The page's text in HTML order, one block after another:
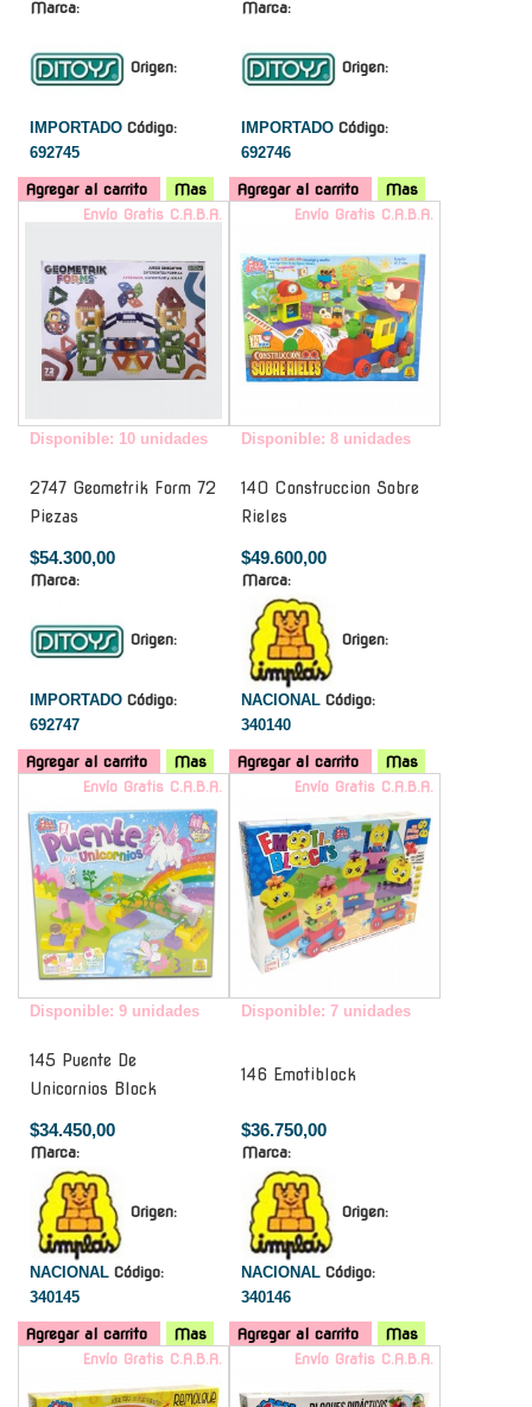
Marca:
Origen:
IMPORTADO Código:
692745
Agregar al carrito Mas
Marca:
Origen:
IMPORTADO Código:
692746
Agregar al carrito
Mas
Envío Gratis C.A.B.A.
Disponible: 10 unidades
2747 Geometrik Form 72
Piezas
$54.300,00
Marca:
Origen:
IMPORTADO Código:
692747
Agregar al carrito Mas
Envío Gratis C.A.B.A.
Disponible: 8 unidades
140 Construccion Sobre
Rieles
$49.600,00
Marca:
Origen:
NACIONAL Código:
340140
Agregar al carrito
Mas
Envío Gratis C.A.B.A.
Disponible: 9 unidades
145 Puente De
Unicornios Block
$34.450,00
Marca:
Origen:
NACIONAL Código:
340145
Agregar al carrito Mas
Envío Gratis C.A.B.A.
Disponible: 7 unidades
146 Emotiblock
$36.750,00
Marca:
Origen:
NACIONAL Código:
340146
Agregar al carrito
Mas
Envío Gratis C.A.B.A.
Envío Gratis C.A.B.A.